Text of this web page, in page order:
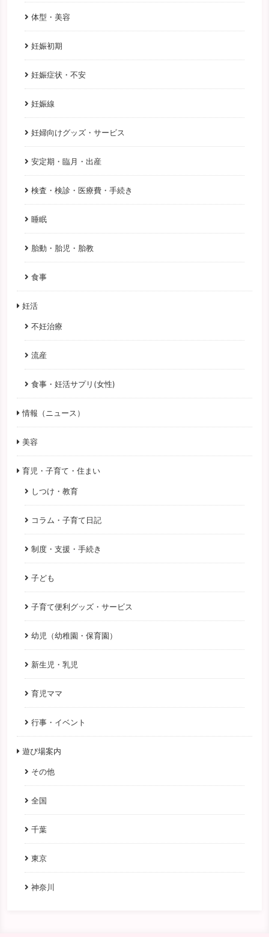
体型・美容
妊娠初期
妊娠症状・不安
妊娠線
妊婦向けグッズ・サービス
安定期・臨月・出産
検査・検診・医療費・手続き
睡眠
胎動・胎児・胎教
食事
妊活
不妊治療
流産
食事・妊活サプリ(女性)
情報（ニュース）
美容
育児・子育て・住まい
しつけ・教育
コラム・子育て日記
制度・支援・手続き
子ども
子育て便利グッズ・サービス
幼児（幼稚園・保育園）
新生児・乳児
育児ママ
行事・イベント
遊び場案内
その他
全国
千葉
東京
神奈川